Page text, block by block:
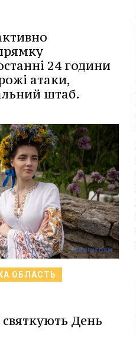
24 години
атаки,
штаб.
ОБЛАСТЬ
святкують День